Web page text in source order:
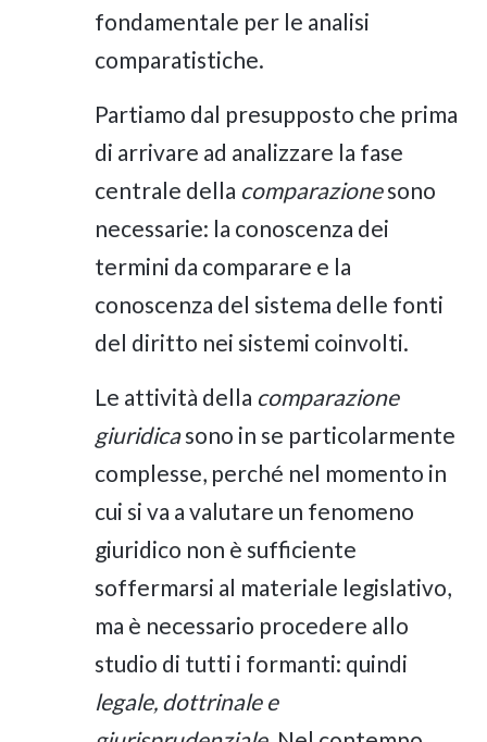
fondamentale per le analisi
comparatistiche.
Partiamo dal presupposto che prima
di arrivare ad analizzare la fase
centrale della comparazionesono
necessarie: la conoscenza dei
termini da comparare e la
conoscenza del sistema delle fonti
del diritto nei sistemi coinvolti.
Le attività della comparazione
giuridicasono in se particolarmente
complesse, perché nel momento in
cui si va a valutare un fenomeno
giuridico non è sufficiente
soffermarsi al materiale legislativo,
ma è necessario procedere allo
studio di tutti i formanti: quindi
legale, dottrinale e